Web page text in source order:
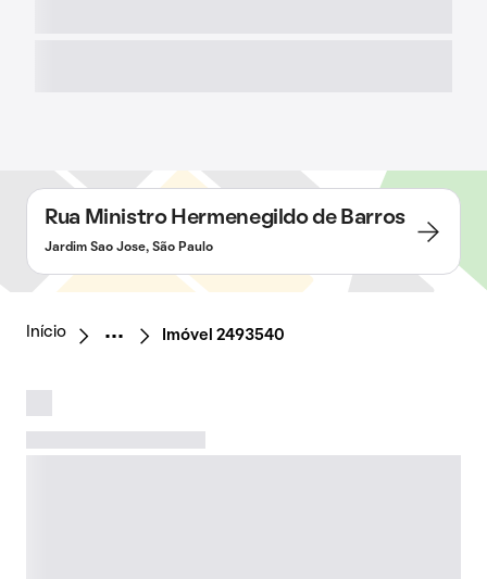
Rua Ministro Hermenegildo de Barros
Jardim Sao Jose, São Paulo
Início Imóvel 2493540